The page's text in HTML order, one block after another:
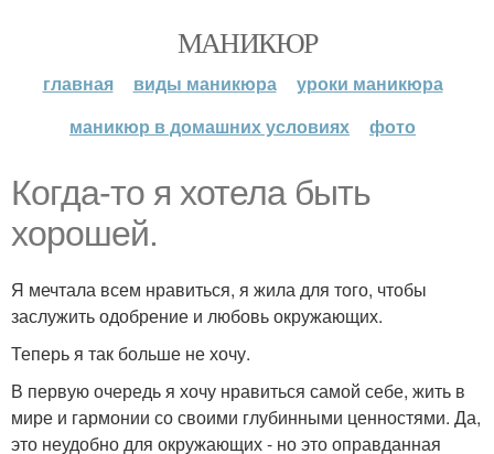
МАНИКЮР
главная виды маникюра
уроки маникюра
маникюр в домашних условиях
фото
Когда-то я хотела быть
хорошей.
Я мечтала всем нравиться, я жила для того, чтобы
заслужить одобрение и любовь окружающих.
Теперь я так больше не хочу.
В первую очередь я хочу нравиться самой себе, жить в
мире и гармонии со своими глубинными ценностями. Да,
это неудобно для окружающих - но это оправданная